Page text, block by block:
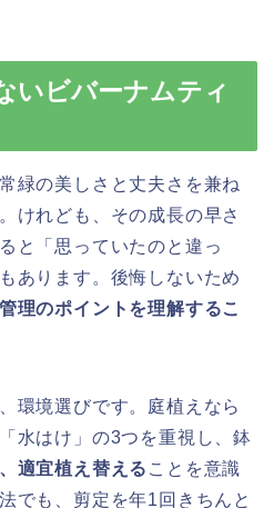
いビバーナムティ
緑の美しさと丈夫さを兼ね
けれども、その成長の早さ
と「思っていたのと違っ
あります。後悔しないため
理のポイントを理解するこ
環境選びです。庭植えなら
水はけ」の3つを重視し、鉢
適宜植え替える ことを意識
でも、剪定を年1回きちんと